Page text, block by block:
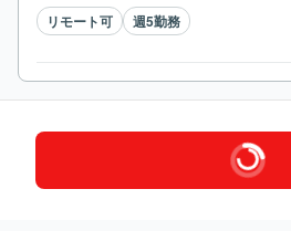
リモート可 週5勤務